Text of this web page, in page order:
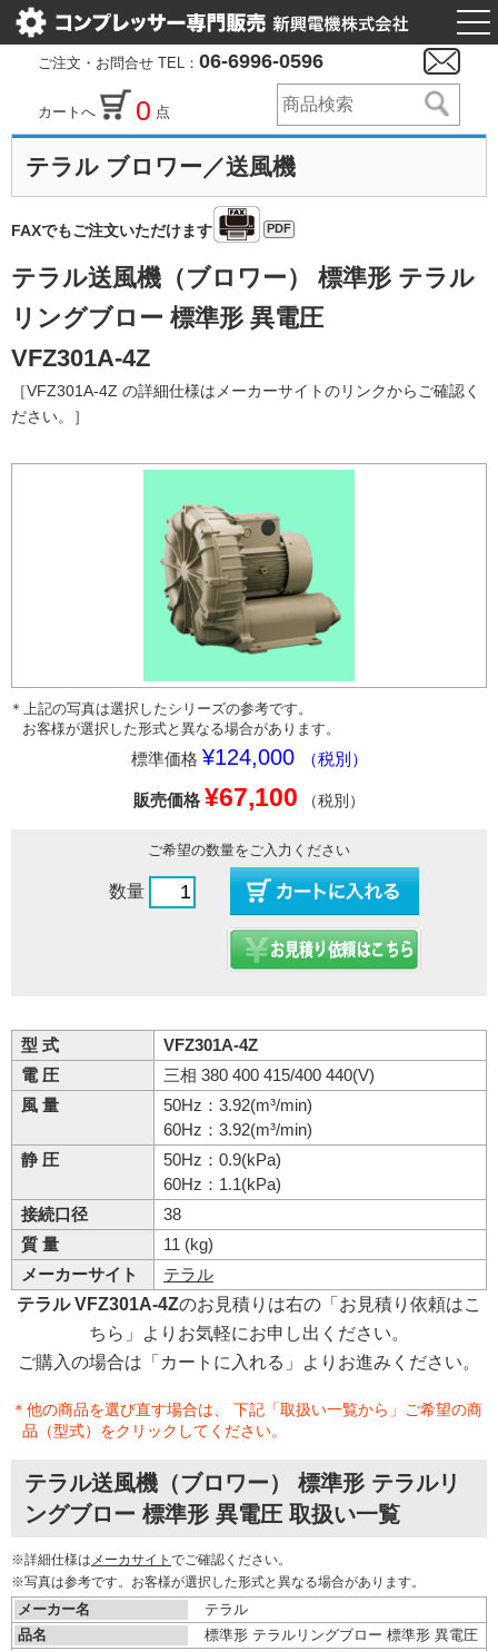
ご注文・お問合せ TEL： 06-6996-0596
カートへ 0 点
テラル ブロワー／送風機
FAXでもご注文いただけます PDF
テラル送風機（ブロワー） 標準形 テラル
リングブロー 標準形 異電圧
VFZ301A-4Z
［VFZ301A-4Z の詳細仕様はメーカーサイトのリンクからご確認く
ださい。］
＊上記の写真は選択したシリーズの参考です。
お客様が選択した形式と異なる場合があります。
標準価格 ¥124,000 （税別）
販売価格 ¥67,100 （税別）
ご希望の数量をご入力ください
数量
型 式
VFZ301A-4Z
電 圧
三相 380 400 415/400 440(V)
風 量
50Hz：3.92(m³/min)
60Hz：3.92(m³/min)
静 圧
50Hz：0.9(kPa)
60Hz：1.1(kPa)
接続口径
38
質 量
11 (kg)
メーカーサイト
テラル
テラル VFZ301A-4Zのお見積りは右の「お見積り依頼はこ
ちら」よりお気軽にお申し出ください。
ご購入の場合は「カートに入れる」よりお進みください。
＊他の商品を選び直す場合は、 下記「取扱い一覧から」ご希望の商
品（型式）をクリックしてください。
テラル送風機（ブロワー） 標準形 テラルリ
ングブロー 標準形 異電圧 取扱い一覧
※詳細仕様は メーカサイト でご確認ください。
※写真は参考です。お客様が選択した形式と異なる場合があります。
メーカー名
テラル
品名
標準形 テラルリングブロー 標準形 異電圧